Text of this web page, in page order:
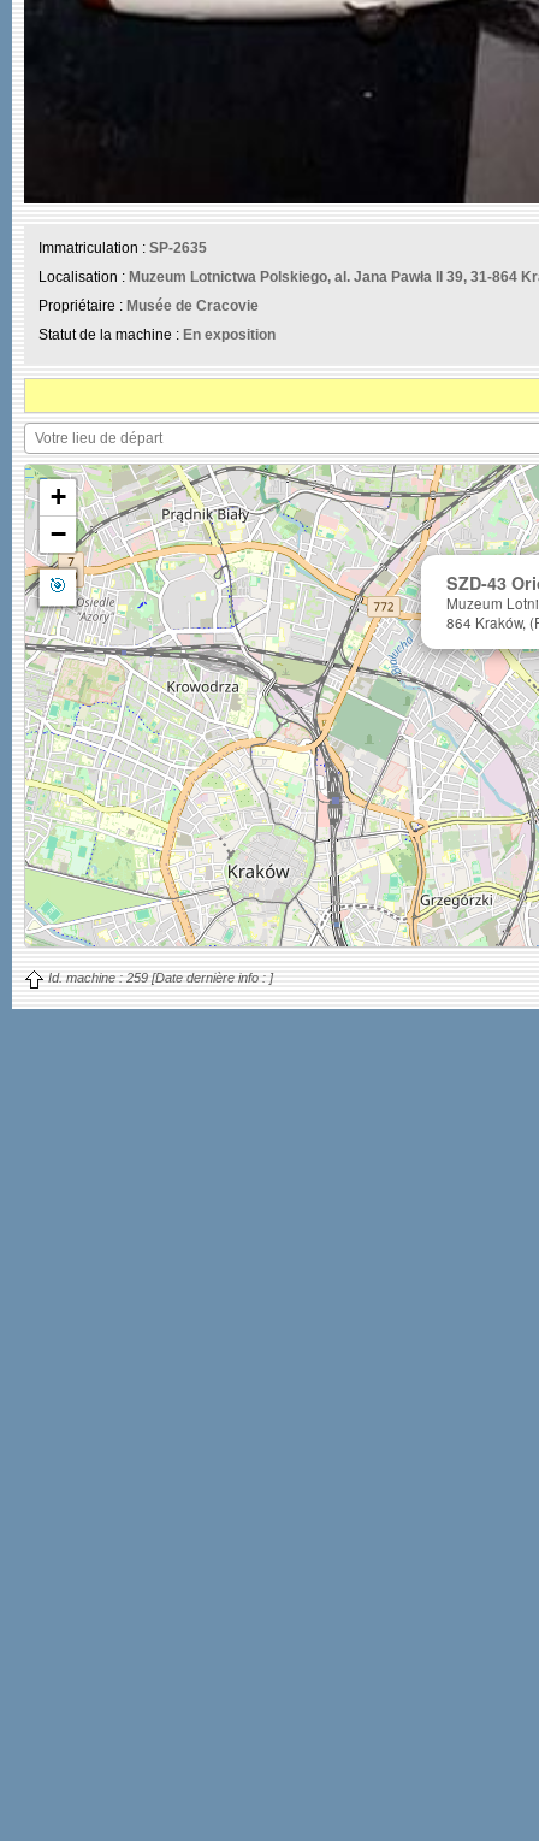
Immatriculation : SP-2635
Localisation : Muzeum Lotnictwa Polskiego, al. Jana Pawła II 39, 31-864
Propriétaire : Musée de Cracovie
Statut de la machine : En exposition
SZD-43
Muzeum
864 Kraków,
+
−
🎯
Id. machine : 259 [Date dernière info : ]